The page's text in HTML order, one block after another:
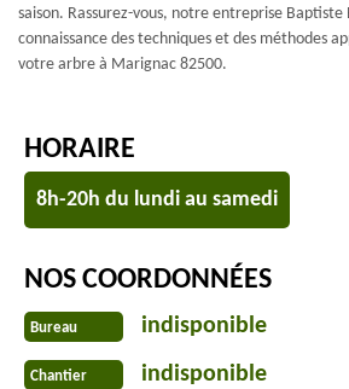
saison. Rassurez-vous, notre entreprise Baptiste
connaissance des techniques et des méthodes
votre arbre à Marignac 82500.
HORAIRE
8h-20h du lundi au samedi
NOS COORDONNÉES
Bureau indisponible
Chantier indisponible